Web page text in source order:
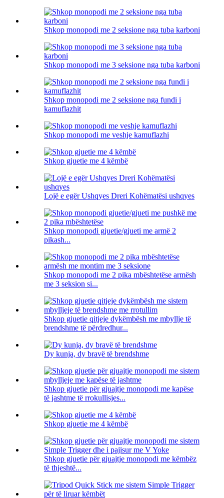
Shkop monopodi me 2 seksione nga tuba karboni
Shkop monopodi me 3 seksione nga tuba karboni
Shkop monopodi me 2 seksione nga fundi i
kamuflazhit
Shkop monopodi me veshje kamuflazhi
Shkop gjuetie me 4 këmbë
Lojë e egër Ushqyes Dreri Kohëmatësi ushqyes
Shkop monopodi gjuetie/gjueti me armë 2
pikash...
Shkop monopodi me 2 pika mbështetëse armësh
me 3 seksion si...
Shkop gjuetie qitjeje dykëmbësh me mbyllje të
brendshme të përdredhur...
Dy kunja, dy bravë të brendshme
Shkop gjuetie për gjuajtje monopodi me kapëse
të jashtme të rrokullisjes...
Shkop gjuetie me 4 këmbë
Shkop gjuetie për gjuajtje monopodi me këmbëz
të thjeshtë...